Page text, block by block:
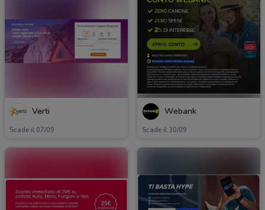
Verti
Scade il 07/09
Webank
Scade il 30/09